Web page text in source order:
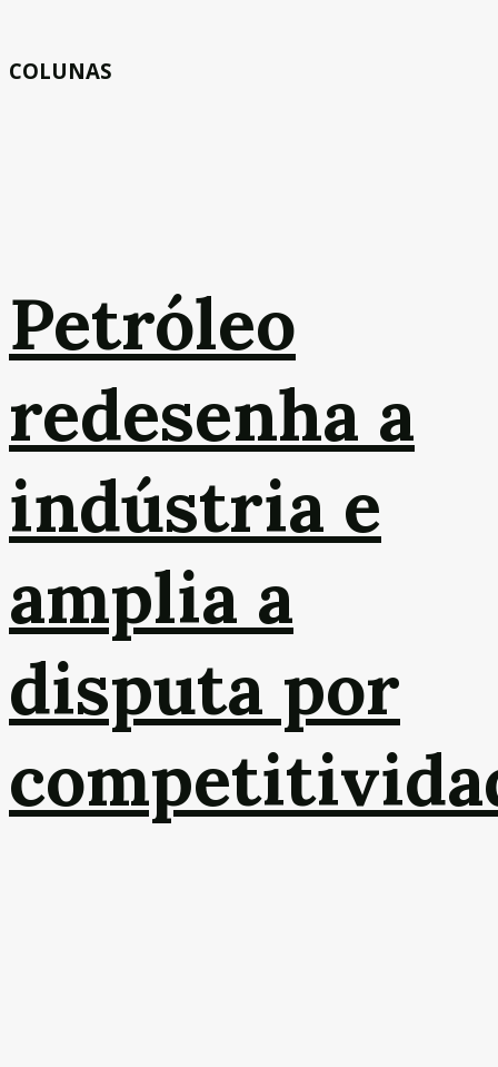
COLUNAS
Petróleo
redesenha a
indústria e
amplia a
disputa por